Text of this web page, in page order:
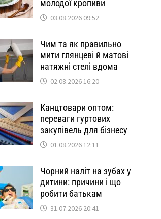
молодої кропиви
03.08.2026 09:52
Чим та як правильно
мити глянцеві й матові
натяжні стелі вдома
02.08.2026 16:20
Канцтовари оптом:
переваги гуртових
закупівель для бізнесу
01.08.2026 12:11
Чорний наліт на зубах у
дитини: причини і що
робити батькам
31.07.2026 20:41